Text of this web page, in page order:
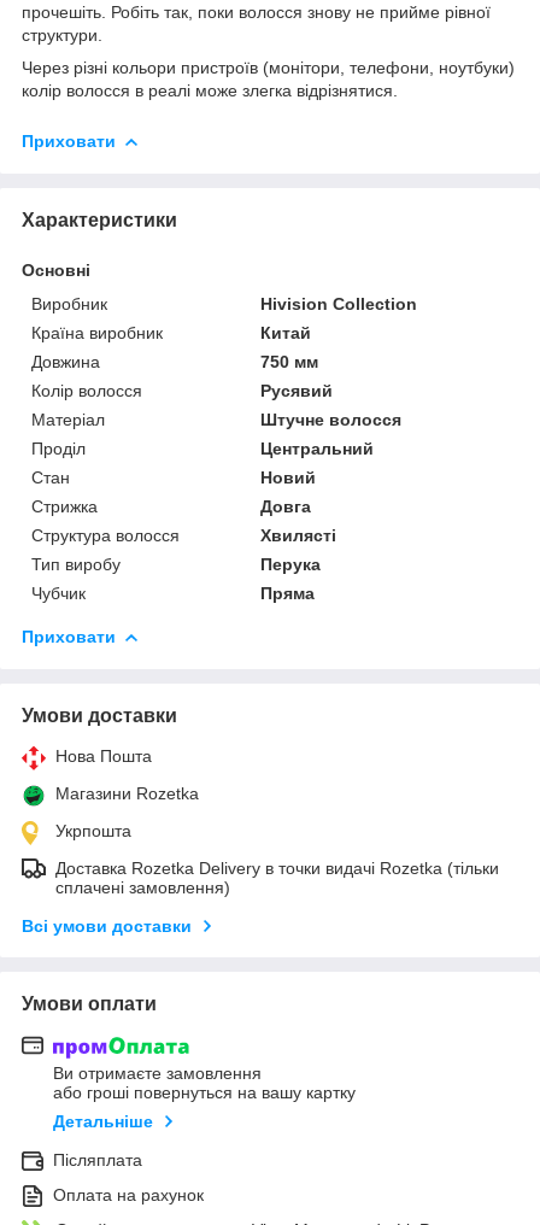
прочешіть. Робіть так, поки волосся знову не прийме рівної
структури.
Через різні кольори пристроїв (монітори, телефони, ноутбуки)
колір волосся в реалі може злегка відрізнятися.
Приховати
Характеристики
Основні
Виробник
Hivision Collection
Країна виробник
Китай
Довжина
750 мм
Колір волосся
Русявий
Матеріал
Штучне волосся
Проділ
Центральний
Стан
Новий
Стрижка
Довга
Структура волосся
Хвилясті
Тип виробу
Перука
Чубчик
Пряма
Приховати
Умови доставки
Нова Пошта
Магазини Rozetka
Укрпошта
Доставка Rozetka Delivery в точки видачі Rozetka (тільки
сплачені замовлення)
Всі умови доставки
Умови оплати
Ви отримаєте замовлення
або гроші повернуться на вашу картку
Детальніше
Післяплата
Оплата на рахунок